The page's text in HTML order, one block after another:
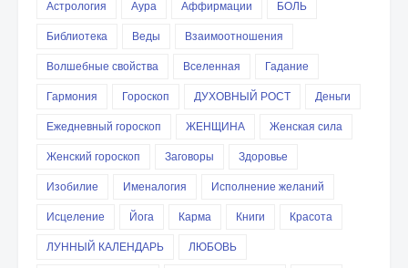
Астрология Аура Аффирмации
БОЛЬ
Библиотека
Веды
Взаимоотношения
Волшебные свойства
Вселенная
Гадание
Гармония
Гороскоп ДУХОВНЫЙ РОСТ
Деньги
Ежедневный гороскоп
ЖЕНЩИНА
Женская сила
Женский гороскоп
Заговоры
Здоровье
Изобилие
Именалогия
Исполнение желаний
Исцеление
Йога Карма Книги
Красота
ЛУННЫЙ КАЛЕНДАРЬ
ЛЮБОВЬ